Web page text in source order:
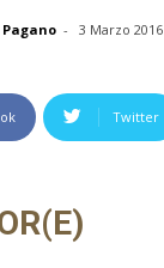
Pagano - 3 Marzo 2016
Twitter